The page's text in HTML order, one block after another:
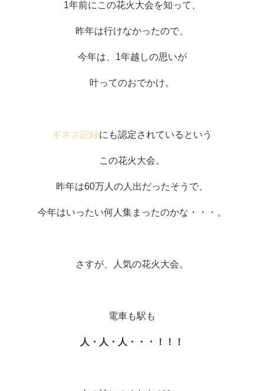
1年前にこの花火大会を知って、
昨年は行けなかったので、
今年は、1年越しの思いが
叶ってのおでかけ。
ギネス記録にも認定されているという
この花火大会。
昨年は60万人の人出だったそうで、
今年はいったい何人集まったのかな・・・。
さすが、人気の花火大会。
電車も駅も
人・人・人・・・！！！